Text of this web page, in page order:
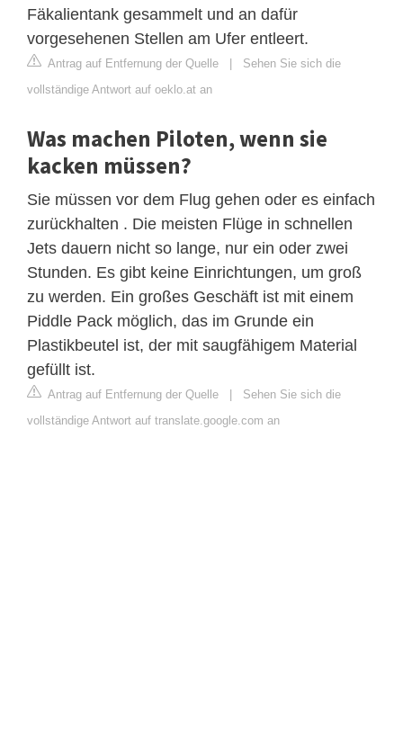
Fäkalientank gesammelt und an dafür
vorgesehenen Stellen am Ufer entleert.
Antrag auf Entfernung der Quelle | Sehen Sie sich die
vollständige Antwort auf oeklo.at an
Was machen Piloten, wenn sie
kacken müssen?
Sie müssen vor dem Flug gehen oder es einfach
zurückhalten . Die meisten Flüge in schnellen
Jets dauern nicht so lange, nur ein oder zwei
Stunden. Es gibt keine Einrichtungen, um groß
zu werden. Ein großes Geschäft ist mit einem
Piddle Pack möglich, das im Grunde ein
Plastikbeutel ist, der mit saugfähigem Material
gefüllt ist.
Antrag auf Entfernung der Quelle | Sehen Sie sich die
vollständige Antwort auf translate.google.com an